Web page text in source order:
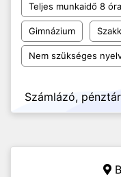
Teljes munkaidő 8 óra
Gimnázium
Nem szükséges
Számlázó,